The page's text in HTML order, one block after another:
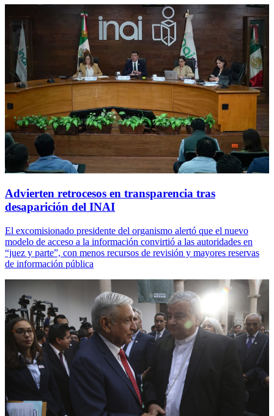
Advierten retrocesos en transparencia tras
desaparición del INAI
El excomisionado presidente del organismo alertó que el nuevo
modelo de acceso a la información convirtió a las autoridades en
“juez y parte”, con menos recursos de revisión y mayores reservas
de información pública